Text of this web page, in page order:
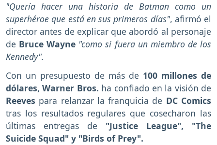
"Quería hacer una historia de Batman como un
superhéroe que está en sus primeros días", afirmó el
director antes de explicar que abordó al personaje
de Bruce Wayne "como si fuera un miembro de los
Kennedy".
Con un presupuesto de más de 100 millones de
dólares, Warner Bros. ha confiado en la visión de
Reeves para relanzar la franquicia de DC Comics
tras los resultados regulares que cosecharon las
últimas entregas de "Justice League", "The
Suicide Squad" y "Birds of Prey".